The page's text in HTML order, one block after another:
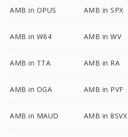
AMB in OPUS AMB in SPX
AMB in W64 AMB in WV
AMB in TTA AMB in RA
AMB in OGA AMB in PVF
AMB in MAUD AMB in 8SVX